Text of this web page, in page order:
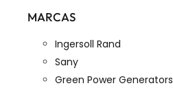
MARCAS
Ingersoll Rand
Sany
Green Power Generators